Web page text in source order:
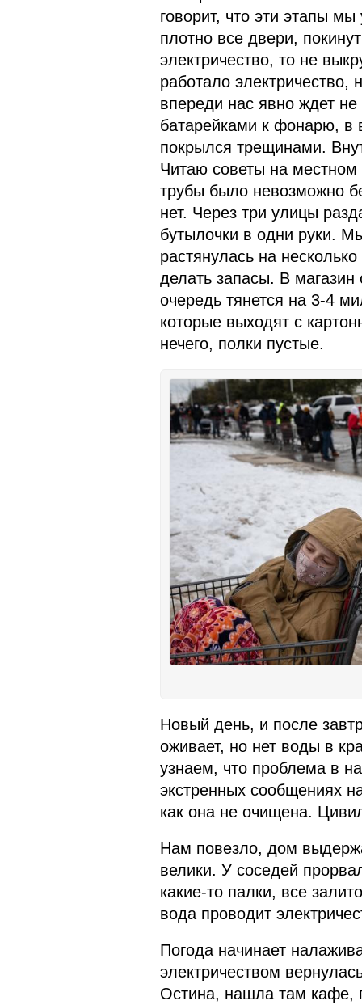
говорит, что эти этапы
плотно все двери,
электричество, то не
работало электричество,
впереди нас явно ждет
батарейками к фонарю, в
покрылся трещинами.
Читаю советы на
трубы было невозможно
нет. Через три улицы
бутылочки в одни руки.
растянулась на
делать запасы. В
очередь тянется на 3-4
которые выходят с
нечего, полки пустые.
Новый день, и после
оживает, но нет воды в
узнаем, что проблема в
экстренных сообщениях
как она не очищена.
Нам повезло, дом
велики. У соседей
какие-то палки, все
вода проводит
Погода начинает
электричеством
Остина, нашла там кафе,